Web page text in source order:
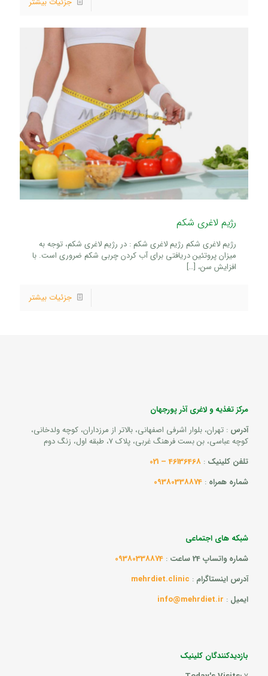
رژیم لاغری شکم
رژیم لاغری شکم رژیم لاغری شکم : در رژیم لاغری شکم، توجه به
میزان پروتئین دریافتی برای آب کردن چربی شکم ضروری است. با
افزایش سن، […]
جزئیات بیشتر
مرکز تغذیه و لاغری آذر پورجهان
آدرس : تهران، بلوار اشرفی اصفهانی، بالاتر از مرزداران، کوچه ولدخانی،
کوچه عباسی، بن بست فرهنگ غربی، پلاک 7، طبقه اول، زنگ دوم
تلفن کلینیک :
46136468 – 021
شماره همراه :
09380338874
شبکه های اجتماعی
شماره واتساپ 24 ساعت
:
09380338874
آدرس اینستاگرام :
mehrdiet.clinic
ایمیل :
info@mehrdiet.ir
بازدیدکنندگان کلینیک